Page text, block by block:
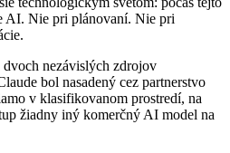
AI. Nie pri plánovaní. Nie pri
nezávislých zdrojov
bol nasadený cez partnerstvo
v klasifikovanom prostredí, na
žiadny iný komerčný AI model na